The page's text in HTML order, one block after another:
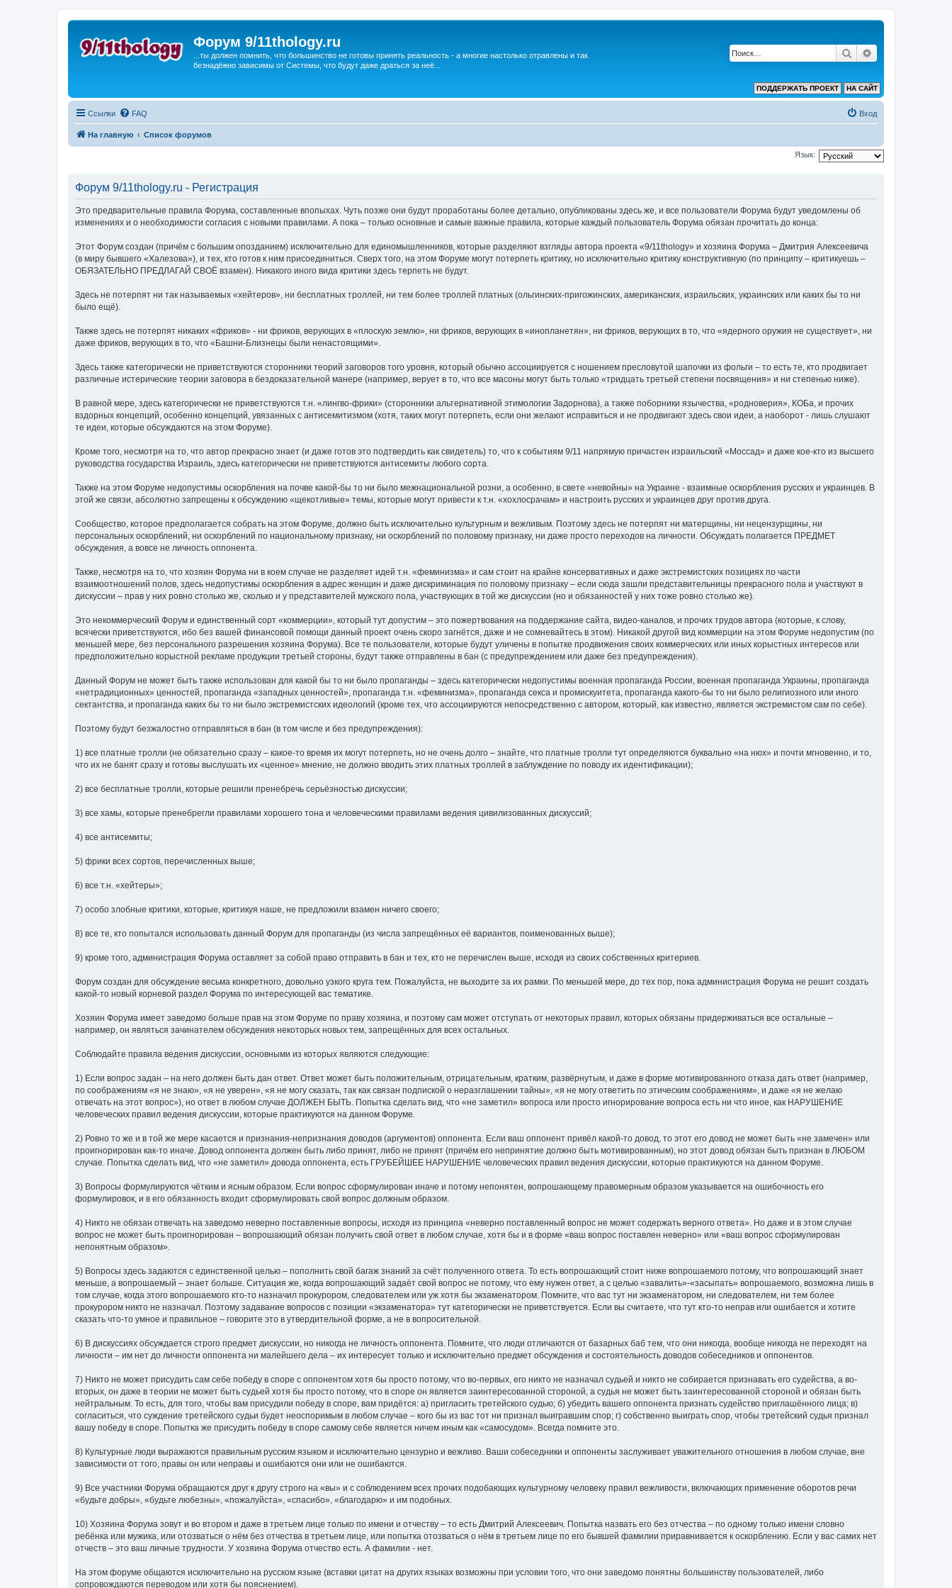
Форум 9/11thology.ru
...ты должен помнить, что большинство не готовы принять реальность - а многие настолько отравлены и так
безнадёжно зависимы от Системы, что будут даже драться за неё...
Поиск
НА САЙТ
ПОДДЕРЖАТЬ ПРОЕКТ
Ссылки FAQ Вход
На главную Список форумов
Язык:
Форум 9/11thology.ru - Регистрация
Это предварительные правила Форума, составленные впопыхах. Чуть позже они будут проработаны более детально, опубликованы здесь же, и все пользователи Форума будут уведомлены об
изменениях и о необходимости согласия с новыми правилами. А пока – только основные и самые важные правила, которые каждый пользователь Форума обязан прочитать до конца:
Этот Форум создан (причём с большим опозданием) исключительно для единомышленников, которые разделяют взгляды автора проекта «9/11thology» и хозяина Форума – Дмитрия Алексеевича
(в миру бывшего «Халезова»), и тех, кто готов к ним присоединиться. Сверх того, на этом Форуме могут потерпеть критику, но исключительно критику конструктивную (по принципу – критикуешь –
ОБЯЗАТЕЛЬНО ПРЕДЛАГАЙ СВОЁ взамен). Никакого иного вида критики здесь терпеть не будут.
Здесь не потерпят ни так называемых «хейтеров», ни бесплатных троллей, ни тем более троллей платных (ольгинских-пригожинских, американских, израильских, украинских или каких бы то ни
было ещё).
Также здесь не потерпят никаких «фриков» - ни фриков, верующих в «плоскую землю», ни фриков, верующих в «инопланетян», ни фриков, верующих в то, что «ядерного оружия не существует», ни
даже фриков, верующих в то, что «Башни-Близнецы были ненастоящими».
Здесь также категорически не приветствуются сторонники теорий заговоров того уровня, который обычно ассоциируется с ношением пресловутой шапочки из фольги – то есть те, кто продвигает
различные истерические теории заговора в бездоказательной манере (например, верует в то, что все масоны могут быть только «тридцать третьей степени посвящения» и ни степенью ниже).
В равной мере, здесь категорически не приветствуются т.н. «лингво-фрики» (сторонники альтернативной этимологии Задорнова), а также поборники язычества, «родноверия», КОБа, и прочих
вздорных концепций, особенно концепций, увязанных с антисемитизмом (хотя, таких могут потерпеть, если они желают исправиться и не продвигают здесь свои идеи, а наоборот - лишь слушают
те идеи, которые обсуждаются на этом Форуме).
Кроме того, несмотря на то, что автор прекрасно знает (и даже готов это подтвердить как свидетель) то, что к событиям 9/11 напрямую причастен израильский «Моссад» и даже кое-кто из высшего
руководства государства Израиль, здесь категорически не приветствуются антисемиты любого сорта.
Также на этом Форуме недопустимы оскорбления на почве какой-бы то ни было межнациональной розни, а особенно, в свете «невойны» на Украине - взаимные оскорбления русских и украинцев. В
этой же связи, абсолютно запрещены к обсуждению «щекотливые» темы, которые могут привести к т.н. «хохлосрачам» и настроить русских и украинцев друг против друга.
Сообщество, которое предполагается собрать на этом Форуме, должно быть исключительно культурным и вежливым. Поэтому здесь не потерпят ни матерщины, ни нецензурщины, ни
персональных оскорблений, ни оскорблений по национальному признаку, ни оскорблений по половому признаку, ни даже просто переходов на личности. Обсуждать полагается ПРЕДМЕТ
обсуждения, а вовсе не личность оппонента.
Также, несмотря на то, что хозяин Форума ни в коем случае не разделяет идей т.н. «феминизма» и сам стоит на крайне консервативных и даже экстремистских позициях по части
взаимоотношений полов, здесь недопустимы оскорбления в адрес женщин и даже дискриминация по половому признаку – если сюда зашли представительницы прекрасного пола и участвуют в
дискуссии – прав у них ровно столько же, сколько и у представителей мужского пола, участвующих в той же дискуссии (но и обязанностей у них тоже ровно столько же).
Это некоммерческий Форум и единственный сорт «коммерции», который тут допустим – это пожертвования на поддержание сайта, видео-каналов, и прочих трудов автора (которые, к слову,
всячески приветствуются, ибо без вашей финансовой помощи данный проект очень скоро загнётся, даже и не сомневайтесь в этом). Никакой другой вид коммерции на этом Форуме недопустим (по
меньшей мере, без персонального разрешения хозяина Форума). Все те пользователи, которые будут уличены в попытке продвижения своих коммерческих или иных корыстных интересов или
предположительно корыстной рекламе продукции третьей стороны, будут также отправлены в бан (с предупреждением или даже без предупреждения).
Данный Форум не может быть также использован для какой бы то ни было пропаганды – здесь категорически недопустимы военная пропаганда России, военная пропаганда Украины, пропаганда
«нетрадиционных» ценностей, пропаганда «западных ценностей», пропаганда т.н. «феминизма», пропаганда секса и промискуитета, пропаганда какого-бы то ни было религиозного или иного
сектантства, и пропаганда каких бы то ни было экстремистских идеологий (кроме тех, что ассоциируются непосредственно с автором, который, как известно, является экстремистом сам по себе).
Поэтому будут безжалостно отправляться в бан (в том числе и без предупреждения):
1) все платные тролли (не обязательно сразу – какое-то время их могут потерпеть, но не очень долго – знайте, что платные тролли тут определяются буквально «на нюх» и почти мгновенно, и то,
что их не банят сразу и готовы выслушать их «ценное» мнение, не должно вводить этих платных троллей в заблуждение по поводу их идентификации);
2) все бесплатные тролли, которые решили пренебречь серьёзностью дискуссии;
3) все хамы, которые пренебрегли правилами хорошего тона и человеческими правилами ведения цивилизованных дискуссий;
4) все антисемиты;
5) фрики всех сортов, перечисленных выше;
6) все т.н. «хейтеры»;
7) особо злобные критики, которые, критикуя наше, не предложили взамен ничего своего;
8) все те, кто попытался использовать данный Форум для пропаганды (из числа запрещённых её вариантов, поименованных выше);
9) кроме того, администрация Форума оставляет за собой право отправить в бан и тех, кто не перечислен выше, исходя из своих собственных критериев.
Форум создан для обсуждение весьма конкретного, довольно узкого круга тем. Пожалуйста, не выходите за их рамки. По меньшей мере, до тех пор, пока администрация Форума не решит создать
какой-то новый корневой раздел Форума по интересующей вас тематике.
Хозяин Форума имеет заведомо больше прав на этом Форуме по праву хозяина, и поэтому сам может отступать от некоторых правил, которых обязаны придерживаться все остальные –
например, он являться зачинателем обсуждения некоторых новых тем, запрещённых для всех остальных.
Соблюдайте правила ведения дискуссии, основными из которых являются следующие:
1) Если вопрос задан – на него должен быть дан ответ. Ответ может быть положительным, отрицательным, кратким, развёрнутым, и даже в форме мотивированного отказа дать ответ (например,
по соображениям «я не знаю», «я не уверен», «я не могу сказать, так как связан подпиской о неразглашении тайны», «я не могу ответить по этическим соображениям», и даже «я не желаю
отвечать на этот вопрос»), но ответ в любом случае ДОЛЖЕН БЫТЬ. Попытка сделать вид, что «не заметил» вопроса или просто игнорирование вопроса есть ни что иное, как НАРУШЕНИЕ
человеческих правил ведения дискуссии, которые практикуются на данном Форуме.
2) Ровно то же и в той же мере касается и признания-непризнания доводов (аргументов) оппонента. Если ваш оппонент привёл какой-то довод, то этот его довод не может быть «не замечен» или
проигнорирован как-то иначе. Довод оппонента должен быть либо принят, либо не принят (причём его непринятие должно быть мотивированным), но этот довод обязан быть признан в ЛЮБОМ
случае. Попытка сделать вид, что «не заметил» довода оппонента, есть ГРУБЕЙШЕЕ НАРУШЕНИЕ человеческих правил ведения дискуссии, которые практикуются на данном Форуме.
3) Вопросы формулируются чётким и ясным образом. Если вопрос сформулирован иначе и потому непонятен, вопрошающему правомерным образом указывается на ошибочность его
формулировок, и в его обязанность входит сформулировать свой вопрос должным образом.
4) Никто не обязан отвечать на заведомо неверно поставленные вопросы, исходя из принципа «неверно поставленный вопрос не может содержать верного ответа». Но даже и в этом случае
вопрос не может быть проигнорирован – вопрошающий обязан получить свой ответ в любом случае, хотя бы и в форме «ваш вопрос поставлен неверно» или «ваш вопрос сформулирован
непонятным образом».
5) Вопросы здесь задаются с единственной целью – пополнить свой багаж знаний за счёт полученного ответа. То есть вопрошающий стоит ниже вопрошаемого потому, что вопрошающий знает
меньше, а вопрошаемый – знает больше. Ситуация же, когда вопрошающий задаёт свой вопрос не потому, что ему нужен ответ, а с целью «завалить»-«засыпать» вопрошаемого, возможна лишь в
том случае, когда этого вопрошаемого кто-то назначил прокурором, следователем или уж хотя бы экзаменатором. Помните, что вас тут ни экзаменатором, ни следователем, ни тем более
прокурором никто не назначал. Поэтому задавание вопросов с позиции «экзаменатора» тут категорически не приветствуется. Если вы считаете, что тут кто-то неправ или ошибается и хотите
сказать что-то умное и правильное – говорите это в утвердительной форме, а не в вопросительной.
6) В дискуссиях обсуждается строго предмет дискуссии, но никогда не личность оппонента. Помните, что люди отличаются от базарных баб тем, что они никогда, вообще никогда не переходят на
личности – им нет до личности оппонента ни малейшего дела – их интересует только и исключительно предмет обсуждения и состоятельность доводов собеседников и оппонентов.
7) Никто не может присудить сам себе победу в споре с оппонентом хотя бы просто потому, что во-первых, его никто не назначал судьей и никто не собирается признавать его судейства, а во-
вторых, он даже в теории не может быть судьей хотя бы просто потому, что в споре он является заинтересованной стороной, а судья не может быть заинтересованной стороной и обязан быть
нейтральным. То есть, для того, чтобы вам присудили победу в споре, вам придётся: а) пригласить третейского судью; б) убедить вашего оппонента признать судейство приглашённого лица; в)
согласиться, что суждение третейского судьи будет неоспоримым в любом случае – кого бы из вас тот ни признал выигравшим спор; г) собственно выиграть спор, чтобы третейский судья признал
вашу победу в споре. Попытка же присудить победу в споре самому себе является ничем иным как «самосудом». Всегда помните это.
8) Культурные люди выражаются правильным русским языком и исключительно цензурно и вежливо. Ваши собеседники и оппоненты заслуживает уважительного отношения в любом случае, вне
зависимости от того, правы он или неправы и ошибаются они или не ошибаются.
9) Все участники Форума обращаются друг к другу строго на «вы» и с соблюдением всех прочих подобающих культурному человеку правил вежливости, включающих применение оборотов речи
«будьте добры», «будьте любезны», «пожалуйста», «спасибо», «благодарю» и им подобных.
10) Хозяина Форума зовут и во втором и даже в третьем лице только по имени и отчеству – то есть Дмитрий Алексеевич. Попытка назвать его без отчества – по одному только имени словно
ребёнка или мужика, или отозваться о нём без отчества в третьем лице, или попытка отозваться о нём в третьем лице по его бывшей фамилии приравнивается к оскорблению. Если у вас самих нет
отчеств – это ваш личные трудности. У хозяина Форума отчество есть. А фамилии - нет.
На этом форуме общаются исключительно на русском языке (вставки цитат на других языках возможны при условии того, что они заведомо понятны большинству пользователей, либо
сопровождаются переводом или хотя бы пояснением).